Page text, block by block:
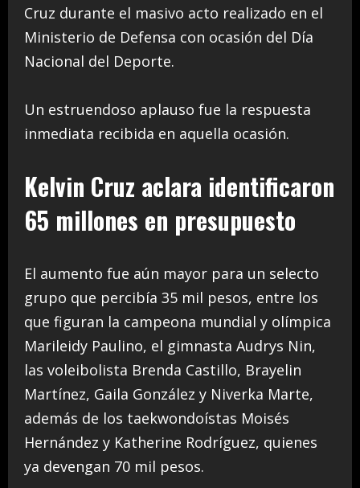
Cruz durante el masivo acto realizado en el
Ministerio de Defensa con ocasión del Día
Nacional del Deporte.
Un estruendoso aplauso fue la respuesta
inmediata recibida en aquella ocasión.
Kelvin Cruz aclara identificaron
65 millones en presupuesto
El aumento fue aún mayor para un selecto
grupo que percibía 35 mil pesos, entre los
que figuran la campeona mundial y olímpica
Marileidy Paulino, el gimnasta Audrys Nin,
las voleibolista Brenda Castillo, Brayelin
Martínez, Gaila González y Niverka Marte,
además de los taekwondoístas Moisés
Hernández y Katherine Rodríguez, quienes
ya devengan 70 mil pesos.